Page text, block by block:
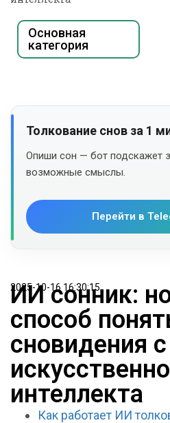
Основная
категория
Толкование снов за 1
Опиши сон — бот подскажет
возможные смыслы.
Перейти в
2025-10-16 16:30:15
ИИ сонник:
способ
сновидения
интеллекта
Как работает ИИ